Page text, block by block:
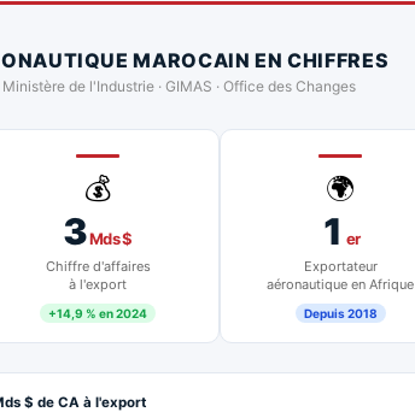
MAROCAIN EN CHIFFRES
de l'Industrie · GIMAS · Office des Changes
💰
3Mds $
Chiffre d'affaires
à l'export
+14,9 % en 2024
🌍
1 er
Exportateur
aéronautique en Afrique
Depuis 2018
$ de CA à l'export